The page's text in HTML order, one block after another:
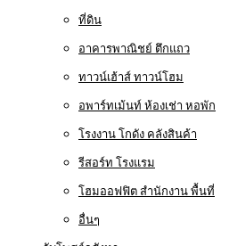
ที่ดิน
อาคารพาณิชย์ ตึกแถว
ทาวน์เฮ้าส์ ทาวน์โฮม
อพาร์ทเม้นท์ ห้องเช่า หอพัก
โรงงาน โกดัง คลังสินค้า
รีสอร์ท โรงแรม
โฮมออฟฟิต สำนักงาน พื้นที่
อื่นๆ